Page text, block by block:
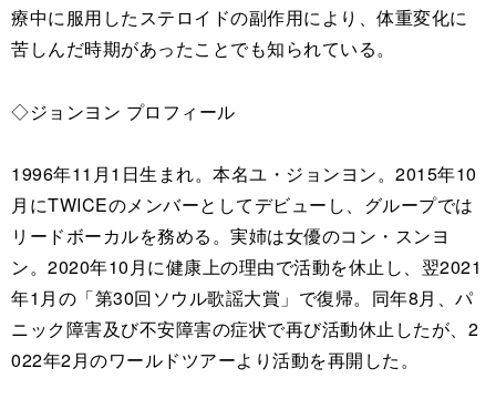
療中に服用したステロイドの副作用により、体重変化に
苦しんだ時期があったことでも知られている。
◇ジョンヨン プロフィール
1996年11月1日生まれ。本名ユ・ジョンヨン。2015年10
月にTWICEのメンバーとしてデビューし、グループでは
リードボーカルを務める。実姉は女優のコン・スンヨ
ン。2020年10月に健康上の理由で活動を休止し、翌2021
年1月の「第30回ソウル歌謡大賞」で復帰。同年8月、パ
ニック障害及び不安障害の症状で再び活動休止したが、2
022年2月のワールドツアーより活動を再開した。